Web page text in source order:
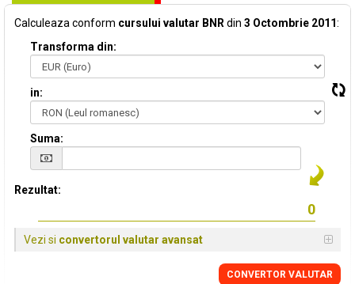
Calculeaza conform cursului valutar BNR din 3 Octombrie 2011:
Transforma din:
in:
Suma:
Rezultat:
Vezi si convertorul valutar avansat
CONVERTOR VALUTAR